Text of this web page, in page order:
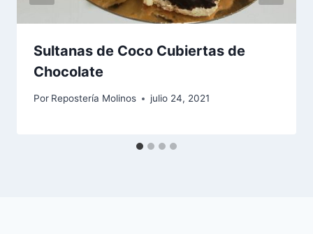
Sultanas de Coco Cubiertas de
Chocolate
Por Repostería Molinos julio 24, 2021